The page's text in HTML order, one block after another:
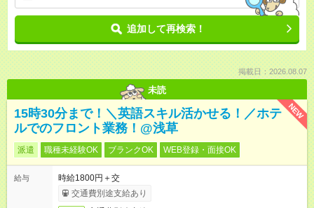
追加して再検索！
掲載日：2026.08.07
未読
NEW
15時30分まで！＼英語スキル活かせる！／ホテ
ルでのフロント業務！@浅草
派遣 職種未経験OK ブランクOK WEB登録・面接OK
給与
時給1800円＋交
交通費別途支給あり